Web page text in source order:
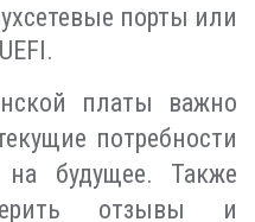
порты или
платы важно
потребности
будущее. Также
отзывы и